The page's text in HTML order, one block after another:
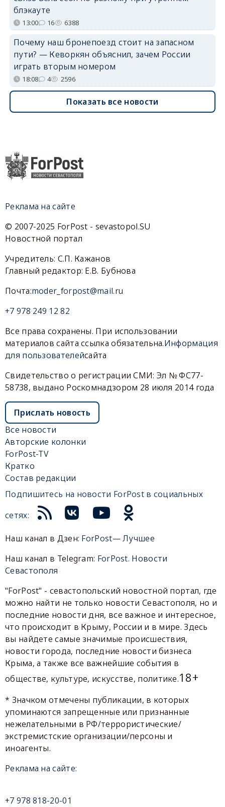
блэкауте
13:00 16 6388
Почему наш бронепоезд стоит на запасном
пути? — Кеворкян объяснил, зачем России
играть вторым номером
18:08 4 2596
Показать все новости
Реклама на сайте
© 2007-2025 ForPost - sevastopol.SU
Новостной портал
Учредитель: С.П. Кажанов
Главный редактор: Е.В. Бубнова
Почта:moder_forpost@mail.ru
+7 978 249 12 82
Все права сохранены. При использовании
материалов сайта ссылка обязательна.Информация
для пользователейсайта
Свидетельство о регистрации СМИ: Эл № ФС77-
58738, выдано Роскомнадзором 28 июля 2014 года
Прислать новость
Все новости
Авторские колонки
ForPost-TV
Кратко
Состав редакции
Подпишитесь на новости ForPost в социальных
сетях:
Наш канал в Дзен: ForPost— Лучшее
Наш канал в Telegram: ForPost. Новости
Севастополя
"ForPost" - севастопольский новостной портал, где
можно найти не только новости Севастополя, но и
последние новости дня, все важное и интересное,
что происходит в Крыму, России и в мире. Здесь
вы найдете самые значимые происшествия,
новости города, последние новости бизнеса
Крыма, а также все важнейшие события в
обществе, культуре, искусстве, политике.18+
* Значком отмечены публикации, в которых
упоминаются запрещенные или признанные
нежелательными в РФ/террористические/
экстремистские организации/персоны и
иноагенты.
Реклама на сайте:
+7 978 818-20-01